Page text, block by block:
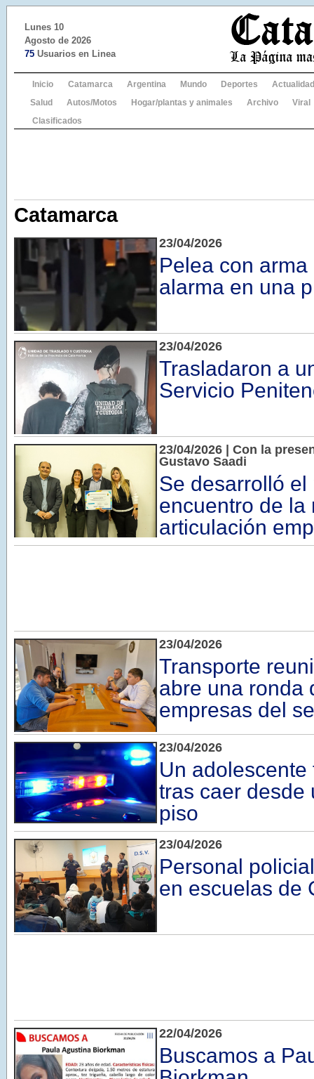
Lunes 10
Agosto de 2026
75 Usuarios en Linea
Inicio Catamarca Argentina Mundo Deportes
Actualidad
Salud
Autos/Motos Hogar/plantas y animales Archivo
Viral
Clasificados
Catamarca
23/04/2026
Pelea con
alarma en una
23/04/2026
Trasladaron a
Servicio
23/04/2026 | Con la
Gustavo Saadi
Se desarrolló el
encuentro de la
articulación
23/04/2026
Transporte
abre una ronda
empresas del
23/04/2026
Un
tras caer desde
piso
23/04/2026
Personal
en escuelas de
22/04/2026
Buscamos a